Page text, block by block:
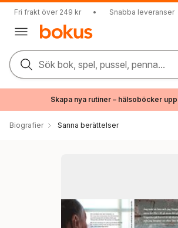
Fri frakt över 249 kr • Snabba leveranser
Sök bok, spel, pussel, penna...
Skapa nya rutiner – hälsoböcker
Biografier Sanna berättelser